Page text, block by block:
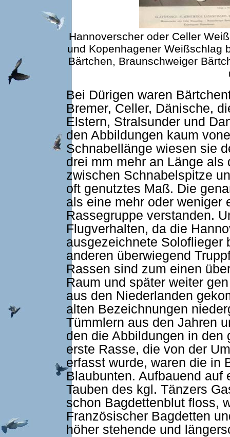
Hannoverscher oder Celler
und Kopenhagener Weißschlag
Bärtchen, Braunschweiger
Bei Dürigen waren
Bremer, Celler, Dänische,
Elstern, Stralsunder und
den Abbildungen kaum
Schnabellänge wiesen sie
drei mm mehr an Länge
zwischen Schnabelspitze
oft genutztes Maß. Die
als eine mehr oder weniger
Rassegruppe verstanden.
Flugverhalten, da die
ausgezeichnete Soloflieger
anderen überwiegend
Rassen sind zum einen
Raum und später weiter
aus den Niederlanden
alten Bezeichnungen
Tümmlern aus den Jahren
den die Abbildungen in den
erste Rasse, die von der
erfasst wurde, waren die in
Blaubunten. Aufbauend
Tauben des kgl. Tänzers
schon Bagdettenblut floss,
Französischer Bagdetten
höher stehende und